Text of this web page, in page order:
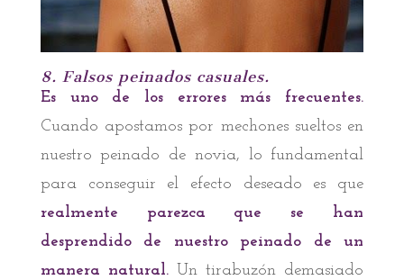
8. Falsos peinados casuales.
Es uno de los errores más frecuentes.
Cuando apostamos por mechones sueltos en
nuestro peinado de novia, lo fundamental
para conseguir el efecto deseado es que
realmente parezca que se han
desprendido de nuestro peinado de un
manera natural.Un tirabuzón demasiado